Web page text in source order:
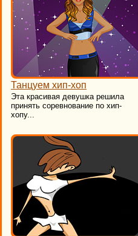
Танцуем хип-хоп
Эта красивая девушка решила
принять соревнование по хип-
хопу...